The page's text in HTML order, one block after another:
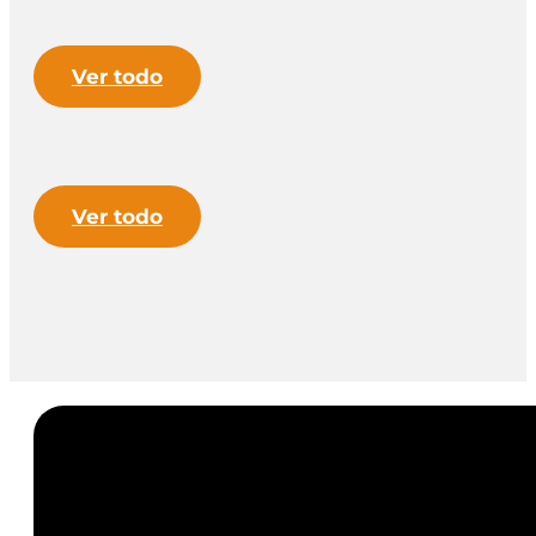
Ver todo
Ver todo